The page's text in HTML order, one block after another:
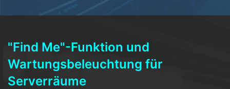
"Find Me"-Funktion und
Wartungsbeleuchtung für
Serverräume